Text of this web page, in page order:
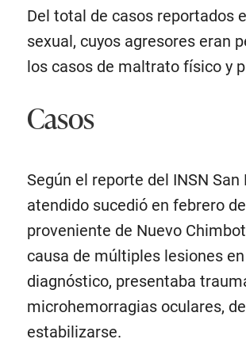
Del total de casos reportados
sexual, cuyos agresores eran
los casos de maltrato físico y
Casos
Según el reporte del INSN
atendido sucedió en febrero
proveniente de Nuevo
causa de múltiples lesiones
diagnóstico, presentaba
microhemorragias oculares,
estabilizarse.